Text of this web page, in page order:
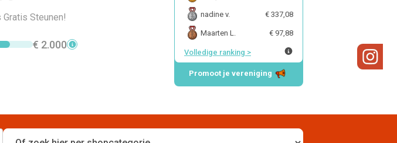
Steunen!
€ 2.000
nadine v. € 337,08
Maarten L. € 97,88
Volledige ranking >
Promoot je vereniging